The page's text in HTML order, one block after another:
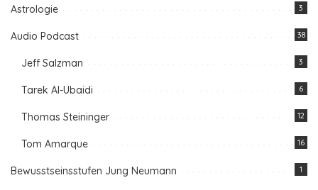
Astrologie 3
Audio Podcast 38
Jeff Salzman 3
Tarek Al-Ubaidi 6
Thomas Steininger 12
Tom Amarque 16
Bewusstseinsstufen Jung Neumann 1